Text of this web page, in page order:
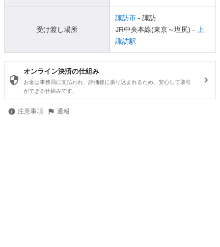
受け渡し場所
諏訪市 - 諏訪
JR中央本線(東京～塩尻) -
上
諏訪駅
オンライン決済の仕組み
お金は事務局に支払われ、評価後に振り込まれるため、安心して取引
ができる仕組みです。
注意事項 通報